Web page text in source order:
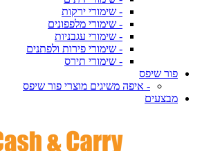
- שימורי ירקות
- שימורי מלפפונים
- שימורי עגבניות
- שימורי פירות ולפתנים
- שימורי תירס
פור שיפס
- איפה משיגים מוצרי פור שיפס
מבצעים